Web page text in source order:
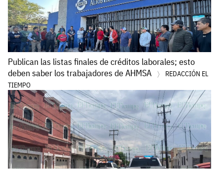
Publican las listas finales de créditos laborales; esto
deben saber los trabajadores de AHMSA
REDACCIÓN EL
TIEMPO